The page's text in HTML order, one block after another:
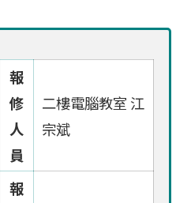
報
修
人
員
二樓電腦教室 江
宗斌
報